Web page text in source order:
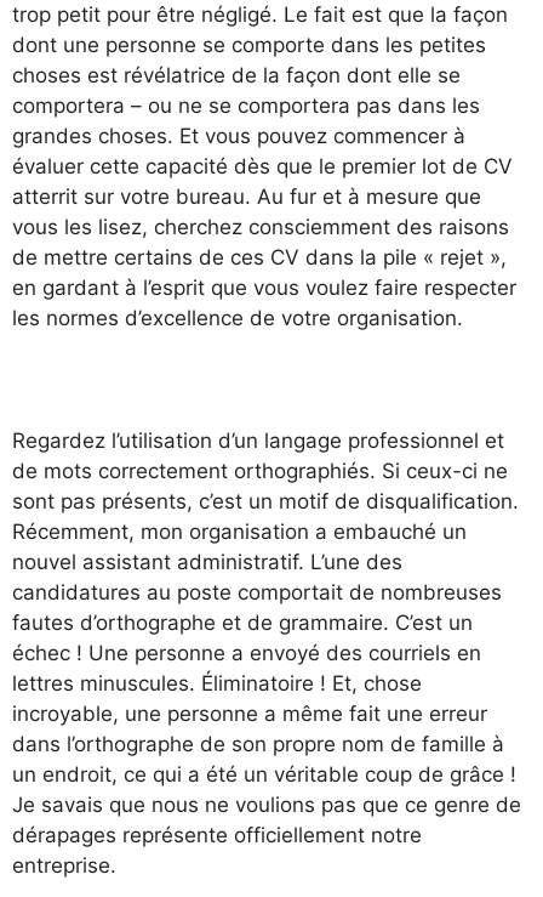
trop petit pour être négligé. Le fait est que la façon
dont une personne se comporte dans les petites
choses est révélatrice de la façon dont elle se
comportera – ou ne se comportera pas dans les
grandes choses. Et vous pouvez commencer à
évaluer cette capacité dès que le premier lot de CV
atterrit sur votre bureau. Au fur et à mesure que
vous les lisez, cherchez consciemment des raisons
de mettre certains de ces CV dans la pile « rejet »,
en gardant à l’esprit que vous voulez faire respecter
les normes d’excellence de votre organisation.
Regardez l’utilisation d’un langage professionnel et
de mots correctement orthographiés. Si ceux-ci ne
sont pas présents, c’est un motif de disqualification.
Récemment, mon organisation a embauché un
nouvel assistant administratif. L’une des
candidatures au poste comportait de nombreuses
fautes d’orthographe et de grammaire. C’est un
échec ! Une personne a envoyé des courriels en
lettres minuscules. Éliminatoire ! Et, chose
incroyable, une personne a même fait une erreur
dans l’orthographe de son propre nom de famille à
un endroit, ce qui a été un véritable coup de grâce !
Je savais que nous ne voulions pas que ce genre de
dérapages représente officiellement notre
entreprise.